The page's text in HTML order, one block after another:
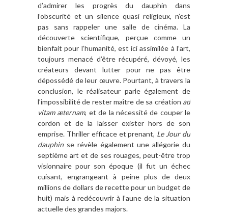
d’admirer les progrès du dauphin dans
l’obscurité et un silence quasi religieux, n’est
pas sans rappeler une salle de cinéma. La
découverte scientifique, perçue comme un
bienfait pour l’humanité, est ici assimilée à l’art,
toujours menacé d’être récupéré, dévoyé, les
créateurs devant lutter pour ne pas être
dépossédé de leur œuvre. Pourtant, àtravers la
conclusion, le réalisateur parle également de
l’impossibilitéde rester maître de sa création ad
vitam æternam, et de la nécessité de couper le
cordon et de la laisser exister hors de son
emprise. Thriller efficace et prenant, Le Jour du
dauphinse révèle également une allégorie du
septième art et de ses rouages, peut-être trop
visionnaire pour son époque (il fut un échec
cuisant, engrangeantà peine plus de deux
millions de dollars de recette pour un budget de
huit) mais à redécouvrir à l’aune de la situation
actuelle des grandes majors.